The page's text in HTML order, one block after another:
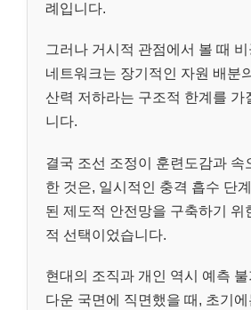
례입니다.
그러나 거시적 관점에서 볼 때
네트워크는 장기적인 자원 배분
산력 저하라는 구조적 한계를 가
니다.
결국 조선 조정이 훈련도감과 속
한 것은, 일시적인 충격 흡수 단
된 제도적 안전망을 구축하기 위
적 선택이었습니다.
현대의 조직과 개인 역시 예측
다운 국면에 직면했을 때, 초기